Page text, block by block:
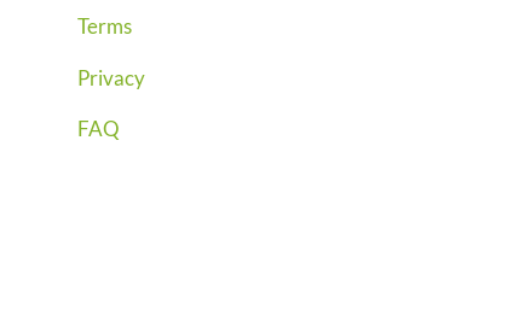
Terms
Privacy
FAQ